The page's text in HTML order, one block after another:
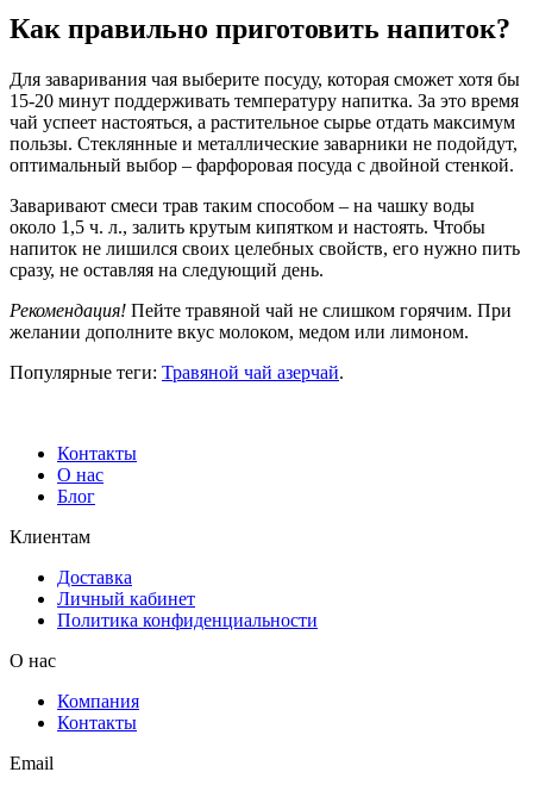
Как правильно приготовить напиток?
Для заваривания чая выберите посуду, которая сможет хотя бы
15-20 минут поддерживать температуру напитка. За это время
чай успеет настояться, а растительное сырье отдать максимум
пользы. Стеклянные и металлические заварники не подойдут,
оптимальный выбор – фарфоровая посуда с двойной стенкой.
Заваривают смеси трав таким способом – на чашку воды
около 1,5 ч. л., залить крутым кипятком и настоять. Чтобы
напиток не лишился своих целебных свойств, его нужно пить
сразу, не оставляя на следующий день.
Рекомендация! Пейте травяной чай не слишком горячим. При
желании дополните вкус молоком, медом или лимоном.
Популярные теги: Травяной чай азерчай.
Контакты
О нас
Блог
Клиентам
Доставка
Личный кабинет
Политика конфиденциальности
О нас
Компания
Контакты
Email